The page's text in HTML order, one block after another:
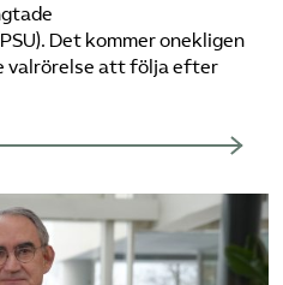
Det kommer onekligen
valrörelse att följa efter